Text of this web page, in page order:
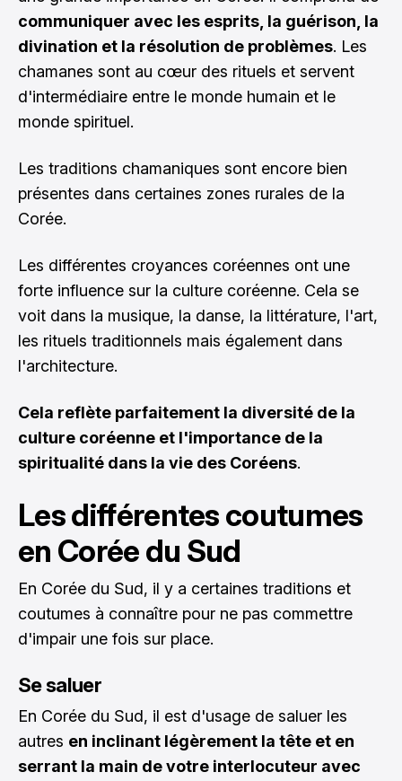
communiquer avec les esprits, la guérison, la
divination et la résolution de problèmes. Les
chamanes sont au cœur des rituels et servent
d'intermédiaire entre le monde humain et le
monde spirituel.
Les traditions chamaniques sont encore bien
présentes dans certaines zones rurales de la
Corée.
Les différentes croyances coréennes ont une
forte influence sur la culture coréenne. Cela se
voit dans la musique, la danse, la littérature, l'art,
les rituels traditionnels mais également dans
l'architecture.
Cela reflète parfaitement la diversité de la
culture coréenne et l'importance de la
spiritualité dans la vie des Coréens.
Les différentes coutumes
en Corée du Sud
En Corée du Sud, il y a certaines traditions et
coutumes à connaître pour ne pas commettre
d'impair une fois sur place.
Se saluer
En Corée du Sud, il est d'usage de saluer les
autres en inclinant légèrement la tête et en
serrant la main de votre interlocuteur avec